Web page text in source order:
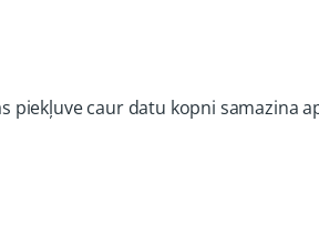
caur datu kopni samazina